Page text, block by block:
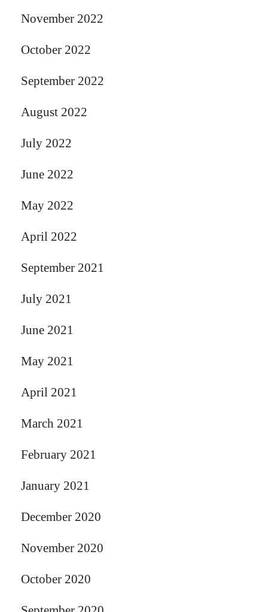
November 2022
October 2022
September 2022
August 2022
July 2022
June 2022
May 2022
April 2022
September 2021
July 2021
June 2021
May 2021
April 2021
March 2021
February 2021
January 2021
December 2020
November 2020
October 2020